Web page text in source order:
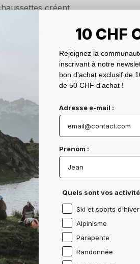
créent
à la
équilibre ne
-
depuis
10 CHF
Rejoignez la
inscrivant à notre
bon d'achat exclusif de
de 50 CHF d'achat !
Adresse e-mail :
Prénom :
Quels sont vos
Ski et sports d'hiver
Alpinisme
Parapente
Randonnée